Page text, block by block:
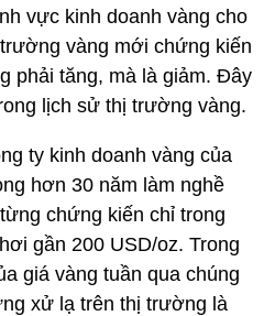
vực kinh doanh vàng cho
vàng mới chứng kiến
phải tăng, mà là giảm. Đây
lịch sử thị trường vàng.
ty kinh doanh vàng của
hơn 30 năm làm nghề
chứng kiến chỉ trong
gần 200 USD/oz. Trong
giá vàng tuần qua chúng
xử lạ trên thị trường là